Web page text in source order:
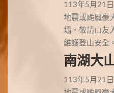
113年5月21
地震或颱風豪
塌，敬請山友
維護登山安全。
南湖大山
113年5月21